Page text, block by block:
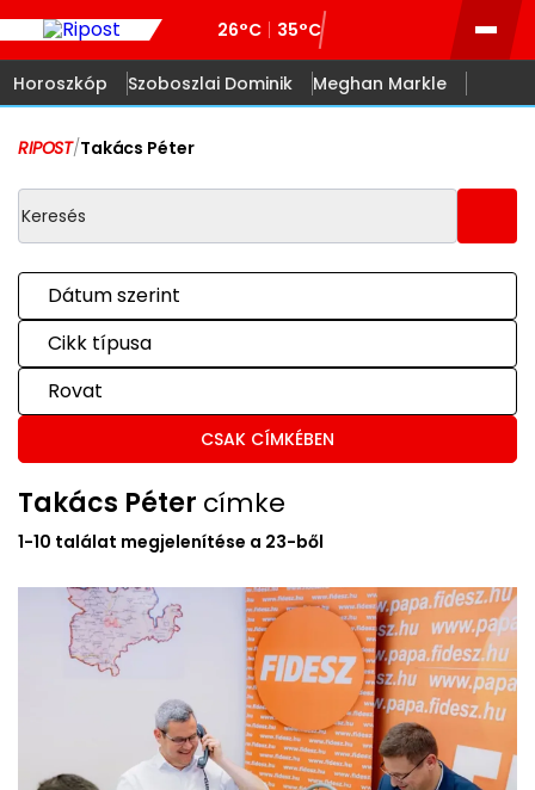
26°C 35°C
Horoszkóp Szoboszlai Dominik Meghan Markle
RIPOST/Takács Péter
Dátum szerint
Cikk típusa
Rovat
CSAK CÍMKÉBEN
Takács Péter címke
1-10 találat megjelenítése a 23-ből